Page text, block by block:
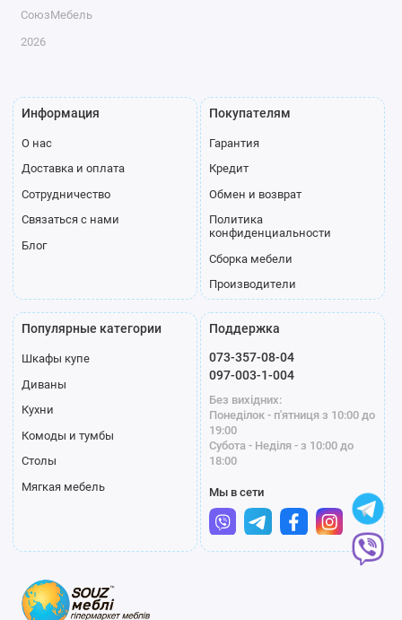
СоюзМебель
2026
Информация
О нас
Доставка и оплата
Сотрудничество
Связаться с нами
Блог
Покупателям
Гарантия
Кредит
Обмен и возврат
Политика
конфиденциальности
Сборка мебели
Производители
Популярные категории
Шкафы купе
Диваны
Кухни
Комоды и тумбы
Столы
Мягкая мебель
Поддержка
073-357-08-04
097-003-1-004
Без вихідних:
Понеділок - п'ятниця з 10:00 до
19:00
Субота - Неділя - з 10:00 до
18:00
Мы в сети